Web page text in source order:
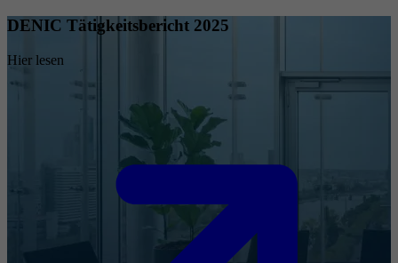
DENIC Tätigkeitsbericht 2025
Hier lesen